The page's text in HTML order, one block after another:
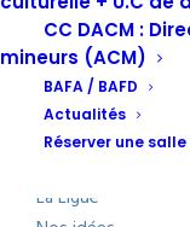
CC DACM :
mineurs (ACM)
BAFA / BAFD
Actualités
Réserver une salle
Découvrez la
La Ligue